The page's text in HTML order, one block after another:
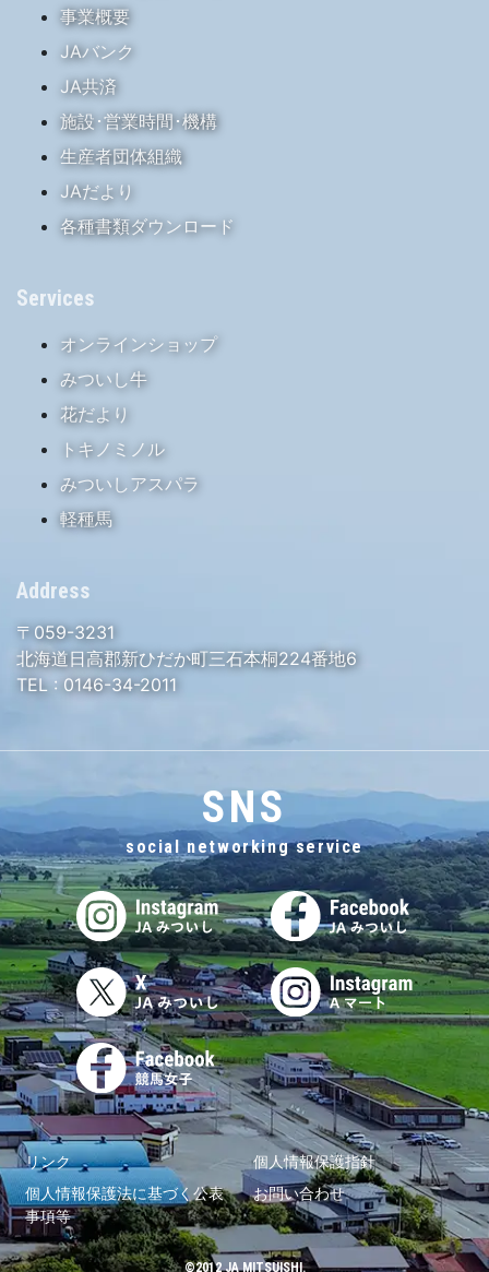
事業概要
JAバンク
JA共済
施設･営業時間･機構
生産者団体組織
JAだより
各種書類ダウンロード
Services
オンラインショップ
みついし牛
花だより
トキノミノル
みついしアスパラ
軽種馬
Address
〒059-3231
北海道日高郡新ひだか町三石本桐224番地6
TEL : 0146-34-2011
SNS
social networking service
リンク
個人情報保護指針
個人情報保護法に基づく公表
事項等
お問い合わせ
©2012 JA MITSUISHI.